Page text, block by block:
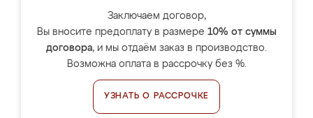
Заключаем договор,
Вы вносите предоплату в размере 10% от суммы
договора, и мы отдаём заказ в производство.
Возможна оплата в рассрочку без %.
УЗНАТЬ О РАССРОЧКЕ